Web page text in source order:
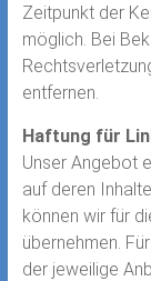
Zeitpunkt der
möglich. Bei
entfernen.
Haftung für
Unser Angebot
auf deren
können wir für
übernehmen.
der jeweilige